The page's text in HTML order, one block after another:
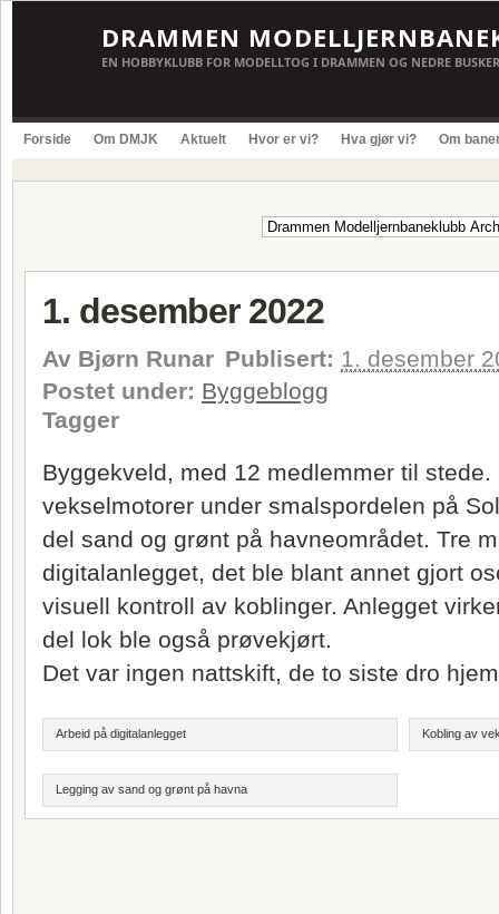
DRAMMEN
EN HOBBYKLUBB FOR MODELLTOG I DRAMMEN OG NEDRE
Forside Om DMJK Aktuelt Hvor er vi? Hva gjør vi? Om
1. desember 2022
Av Bjørn Runar Publisert: 1. desember
Postet under: Byggeblogg
Tagger
Byggekveld, med 12 medlemmer til
vekselmotorer under smalspordelen på
del sand og grønt på havneområdet. Tre
digitalanlegget, det ble blant annet gjort
visuell kontroll av koblinger. Anlegget
del lok ble også prøvekjørt.
Det var ingen nattskift, de to siste dro
Arbeid på digitalanlegget Kobling av
Legging av sand og grønt på havna